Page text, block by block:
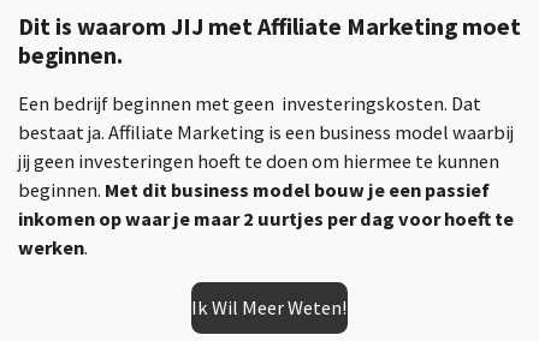
Dit is waarom JIJ met Affiliate Marketing moet
beginnen.
Een bedrijf beginnen met geen investeringskosten. Dat
bestaat ja. Affiliate Marketing is een business model waarbij
jij geen investeringen hoeft te doen om hiermee te kunnen
beginnen. Met dit business model bouw je een passief
inkomen op waar je maar 2 uurtjes per dag voor hoeft te
werken.
Ik Wil Meer Weten!